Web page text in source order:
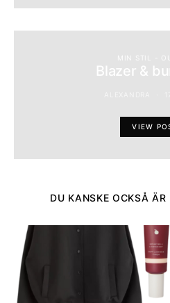
MIN STIL -
Blazer &
VIEW
DU KANSKE OCKSÅ ÄR